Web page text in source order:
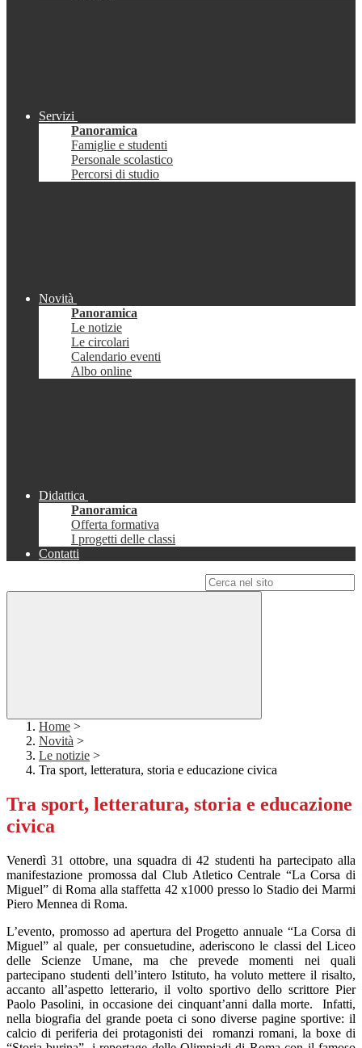
Servizi
Panoramica
Famiglie e studenti
Personale scolastico
Percorsi di studio
Novità
Panoramica
Le notizie
Le circolari
Calendario eventi
Albo online
Didattica
Panoramica
Offerta formativa
I progetti delle classi
Contatti
Home >
Novità >
Le notizie >
Tra sport, letteratura, storia e educazione civica
Tra sport, letteratura, storia e educazione
civica
Venerdì 31 ottobre, una squadra di 42 studenti ha partecipato alla
manifestazione promossa dal Club Atletico Centrale “La Corsa di
Miguel” di Roma alla staffetta 42 x1000 presso lo Stadio dei Marmi
Piero Mennea di Roma.
L’evento, promosso ad apertura del Progetto annuale “La Corsa di
Miguel” al quale, per consuetudine, aderiscono le classi del Liceo
delle Scienze Umane, ma che prevede momenti nei quali
partecipano studenti dell’intero Istituto, ha voluto mettere il risalto,
accanto all’aspetto letterario, il volto sportivo dello scrittore Pier
Paolo Pasolini, in occasione dei cinquant’anni dalla morte.
Infatti,
nella biografia del grande poeta ci sono diverse pagine sportive: il
calcio di periferia dei protagonisti dei
romanzi romani, la boxe di